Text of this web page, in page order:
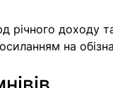
річного доходу
на